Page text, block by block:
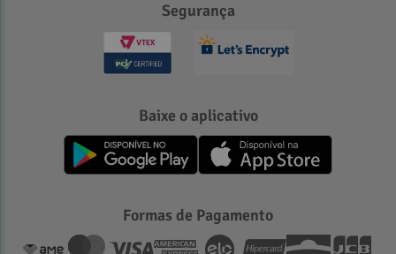
Segurança
Baixe o aplicativo
Formas de Pagamento